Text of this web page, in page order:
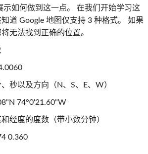
示如何做到这一点。 在我们开始学习这
道 Google 地图仅支持 3 种格式。 如果
无法找到正确的位置。
秒以及方向（N、S、E、W）
74°0'21.60"W
和经度的度数（带小数分钟）
0.360